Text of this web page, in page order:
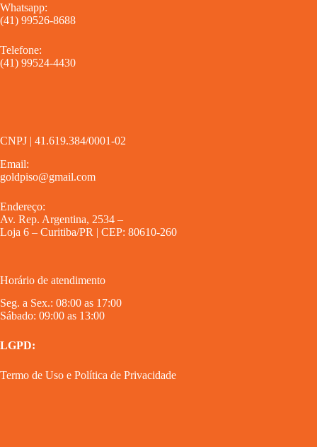
Whatsapp:
(41) 99526-8688
Telefone:
(41) 99524-4430
CNPJ | 41.619.384/0001-02
Email:
goldpiso@gmail.com
Endereço:
Av. Rep. Argentina, 2534 –
Loja 6 – Curitiba/PR | CEP: 80610-260
Horário de atendimento
Seg. a Sex.: 08:00 as 17:00
Sábado: 09:00 as 13:00
LGPD:
Termo de Uso e Política de Privacidade